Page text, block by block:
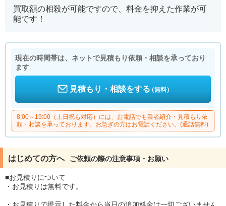
買取額の相殺が可能ですので、料金を抑えた作業が可
能です！
現在の時間帯は、ネットで見積もり依頼・相談を承っており
ます
見積もり・相談をする（無料）
8:00～19:00（土日祝も対応）には、お電話でも業者紹介・見積もり依
頼・相談を承っております。お急ぎの方はお電話ください。(通話無料)
はじめての方へ ご依頼の際の注意事項・お願い
■お見積りについて
・お見積りは無料です。